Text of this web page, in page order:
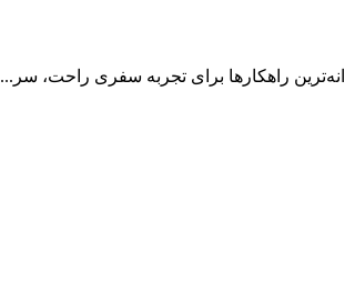
راهکارها برای تجربه سفری راحت، سر...